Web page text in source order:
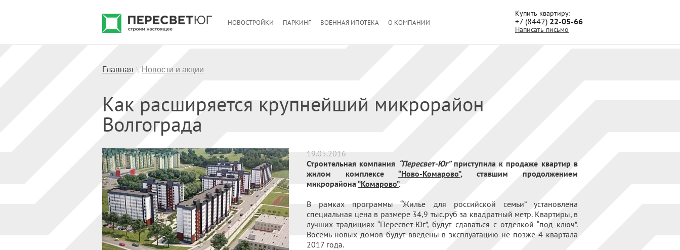
НОВОСТРОЙКИ ПАРКИНГ ВОЕННАЯ ИПОТЕКА О КОМПАНИИ
Купить квартиру:
+7 (8442) 22-05-66
Написать письмо
Главная \ Новости и акции
Как расширяется крупнейший микрорайон
Волгограда
19.05.2016
Строительная компания “Пересвет-Юг”приступила к продаже квартир в
жилом комплексе “Ново-Комарово”, ставшим продолжением
микрорайона“Комарово”.
В рамках программы “Жилье для российской семьи” установлена
специальная цена в размере 34,9 тыс.руб за квадратный метр. Квартиры, в
лучших традициях “Пересвет-Юг”, будут сдаваться с отделкой “под ключ”.
Восемь новых домов будут введены в эксплуатацию не позже 4 квартала
2017 года.